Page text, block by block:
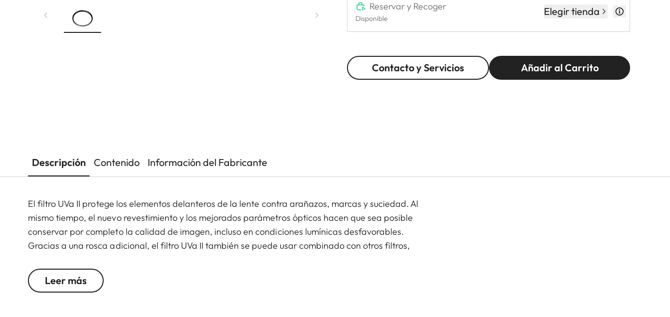
Reservar y Recoger
Disponible
Elegir tienda
Contacto y Servicios Añadir al Carrito
Descripción Contenido Información del Fabricante
El filtro UVa II protege los elementos delanteros de la lente contra arañazos, marcas y suciedad. Al
mismo tiempo, el nuevo revestimiento y los mejorados parámetros ópticos hacen que sea posible
conservar por completo la calidad de imagen, incluso en condiciones lumínicas desfavorables.
Gracias a una rosca adicional, el filtro UVa II también se puede usar combinado con otros filtros,
Leer más